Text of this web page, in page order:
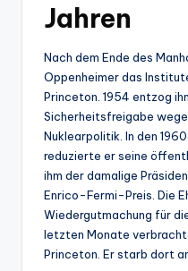
Jahren
Nach dem Ende des
Oppenheimer das
Princeton. 1954 entzog
Sicherheitsfreigabe
Nuklearpolitik. In den
reduzierte er seine
ihm der damalige
Enrico-Fermi-Preis. Die
Wiedergutmachung für
letzten Monate
Princeton. Er starb dort